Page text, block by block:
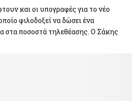
και οι υπογραφές για το νέο
φιλοδοξεί να δώσει ένα
στα ποσοστά τηλεθέασης. Ο Σάκης